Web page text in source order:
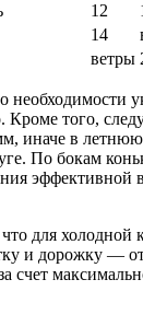
12
14
ветры
Кроме того,
иначе в
По бокам
эффективной
для холодной
и дорожку —
счет